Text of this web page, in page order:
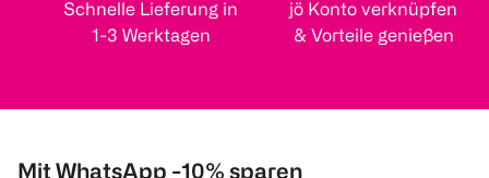
Schnelle Lieferung in
1-3 Werktagen
jö Konto verknüpfen
& Vorteile genießen
Mit WhatsApp -10% sparen